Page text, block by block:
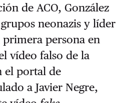
de ACO, González
neonazis y líder
persona en
vídeo falso de la
el portal de
a Javier Negre,